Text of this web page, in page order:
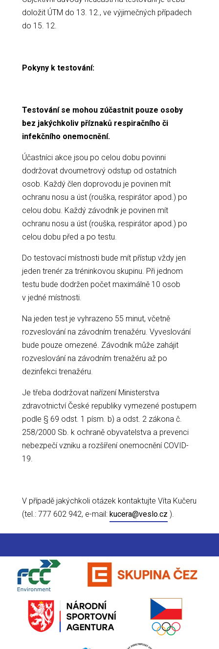
doložit ÚTM do 13. 12., ve výjimečných případech
do 15. 12.
Pokyny k testování:
Testování se mohou zúčastnit pouze osoby
bez jakýchkoliv příznaků respiračního či
infekčního onemocnění.
Účastníci akce jsou po celou dobu povinni
dodržovat dvoumetrový odstup od ostatních
osob. Každý člen doprovodu je povinen mít
ochranu nosu a úst (rouška, respirátor apod.) po
celou dobu. Každý závodník je povinen mít
ochranu nosu a úst (rouška, respirátor apod.) po
celou dobu před a po testu.
Do testovací místnosti bude mít přístup vždy jen
jeden trenér za tréninkovou skupinu. Při jednom
testu bude dodržen počet maximálně 10 osob
v jedné místnosti.
Na jeden test je vyhrazeno 55 minut, včetně
rozveslování na závodním trenažéru. Vyveslování
bude pouze omezené. Závodník může zahájit
rozveslování na závodním trenažéru až po
dezinfekci trenažéru.
Je třeba dodržovat nařízení Ministerstva
zdravotnictví České republiky vymezené postupem
podle § 69 odst. 1 písm. b) a odst. 2 zákona č.
258/2000 Sb. k ochraně obyvatelstva a prevenci
nebezpečí vzniku a rozšíření onemocnění COVID-
19.
V případě jakýchkoli otázek kontaktujte Víta Kučeru
(tel.: 777 602 942, e-mail: kucera@veslo.cz ).